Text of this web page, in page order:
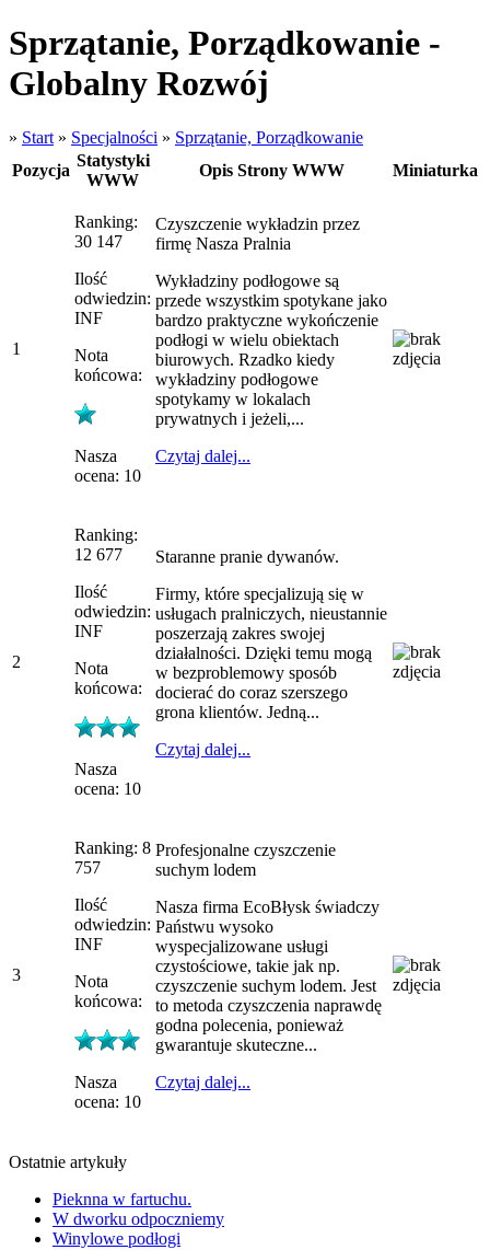
Sprzątanie, Porządkowanie -
Globalny Rozwój
» Start » Specjalności » Sprzątanie, Porządkowanie
Pozycja
Statystyki
WWW
Opis Strony WWW Miniaturka
1
Ranking:
30 147
Ilość
odwiedzin:
INF
Nota
końcowa:
Nasza
ocena: 10
Czyszczenie wykładzin przez
firmę Nasza Pralnia
Wykładziny podłogowe są
przede wszystkim spotykane jako
bardzo praktyczne wykończenie
podłogi w wielu obiektach
biurowych. Rzadko kiedy
wykładziny podłogowe
spotykamy w lokalach
prywatnych i jeżeli,...
Czytaj dalej...
2
Ranking:
12 677
Ilość
odwiedzin:
INF
Nota
końcowa:
Nasza
ocena: 10
Staranne pranie dywanów.
Firmy, które specjalizują się w
usługach pralniczych, nieustannie
poszerzają zakres swojej
działalności. Dzięki temu mogą
w bezproblemowy sposób
docierać do coraz szerszego
grona klientów. Jedną...
Czytaj dalej...
3
Ranking: 8
757
Ilość
odwiedzin:
INF
Nota
końcowa:
Nasza
ocena: 10
Profesjonalne czyszczenie
suchym lodem
Nasza firma EcoBłysk świadczy
Państwu wysoko
wyspecjalizowane usługi
czystościowe, takie jak np.
czyszczenie suchym lodem. Jest
to metoda czyszczenia naprawdę
godna polecenia, ponieważ
gwarantuje skuteczne...
Czytaj dalej...
Ostatnie artykuły
Pieknna w fartuchu.
W dworku odpoczniemy
Winylowe podłogi